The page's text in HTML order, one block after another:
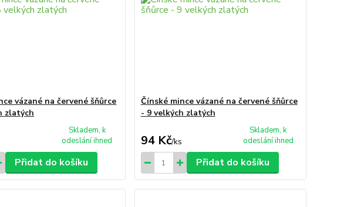
vázané na červené šňůrce
zlatých
Skladem, k
odeslání ihned
Přidat do košíku
Čínské mince vázané na červené šňůrce
- 9 velkých zlatých
94 Kč/ks
Skladem, k
odeslání ihned
Přidat do košíku